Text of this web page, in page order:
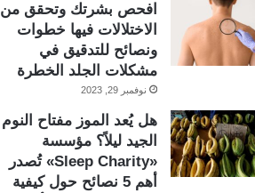
افحص بشرتك وتحقق من
الاختلالات فيها خطوات
ونصائح للتدقيق في
مشكلات الجلد الخطرة
نوفمبر 29, 2023
هل يُعد الموز مفتاح النوم
الجيد ليلاً؟ مؤسسة
«Sleep Charity» تُصدر
أهم 5 نصائح حول كيفية